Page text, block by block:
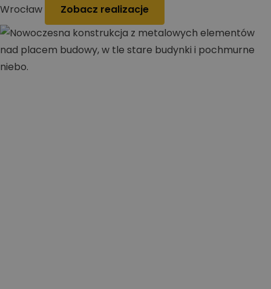
Wrocław
Zobacz realizacje